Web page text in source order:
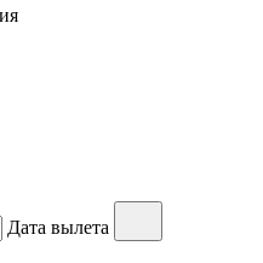
Дата вылета